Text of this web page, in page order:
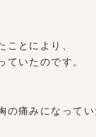
ことにより、
ていたのです。
痛みになってい